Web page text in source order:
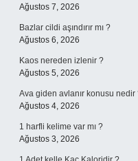
Ağustos 7, 2026
Bazlar cildi aşındırır mı ?
Ağustos 6, 2026
Kaos nereden izlenir ?
Ağustos 5, 2026
Ava giden avlanır konusu nedir
Ağustos 4, 2026
1 harfli kelime var mı ?
Ağustos 3, 2026